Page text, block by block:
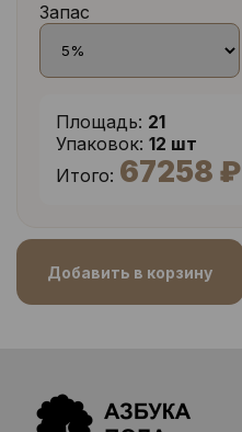
Запас
Площадь: 21
Упаковок: 12 шт
Итого: 67258 ₽
Добавить в корзину